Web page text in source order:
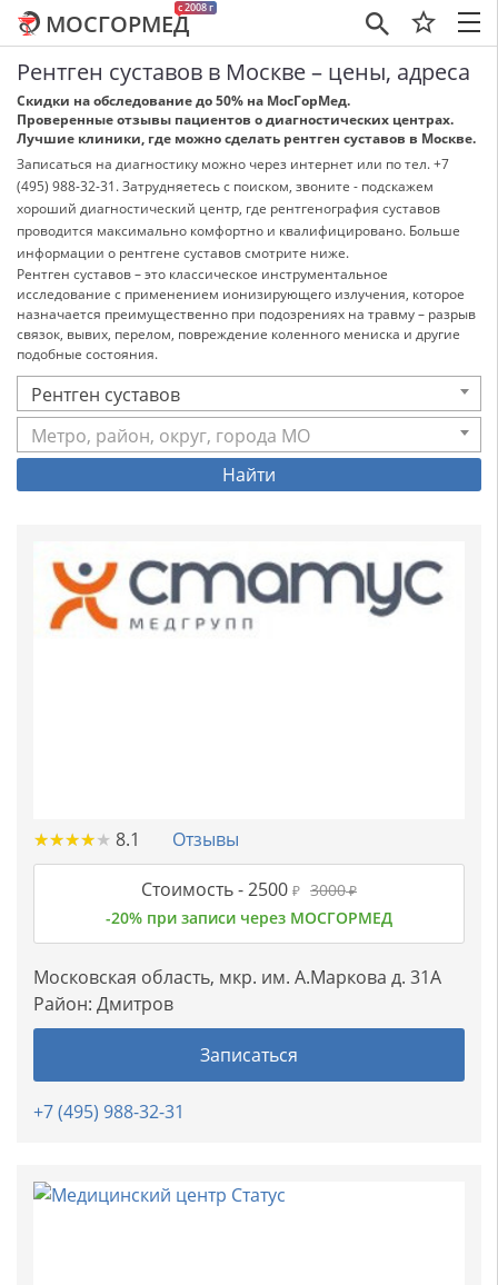
×
c 2008 г
МОСГОРМЕД
Рентген суставов в Москве – цены, адреса
Скидки на обследование до 50% на МосГорМед.
Проверенные отзывы пациентов о диагностических центрах.
Лучшие клиники, где можно сделать рентген суставов в Москве.
Записаться на диагностику можно через интернет или по тел. +7
(495) 988-32-31. Затрудняетесь с поиском, звоните - подскажем
хороший диагностический центр, где рентгенография суставов
проводится максимально комфортно и квалифицировано. Больше
информации о рентгене суставов смотрите ниже.
Рентген суставов – это классическое инструментальное
исследование с применением ионизирующего излучения, которое
назначается преимущественно при подозрениях на травму – разрыв
связок, вывих, перелом, повреждение коленного мениска и другие
подобные состояния.
Рентген суставов
Метро, район, округ, города МО
Найти
★★★★★
★★★★★ 8.1 Отзывы
Стоимость -2500 ₽ 3000₽
-20% при записи через МОСГОРМЕД
Московская область, мкр. им. А.Маркова д. 31А
Район: Дмитров
Записаться
+7 (495) 988-32-31